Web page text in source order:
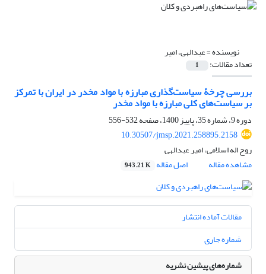
نویسنده =عبدالهی، امیر
تعداد مقالات: 1
بررسی چرخۀ سیاست‌گذاری مبارزه با مواد مخدر در ایران با تمرکز
بر سیاست‌های کلی مبارزه با مواد مخدر
دوره 9، شماره 35، پاییز 1400، صفحه
532-556
10.30507/jmsp.2021.258895.2158
روح اله اسلامی، امیر عبدالهی
مشاهده مقاله
اصل مقاله 943.21 K
مقالات آماده انتشار
شماره جاری
شماره‌های پیشین نشریه